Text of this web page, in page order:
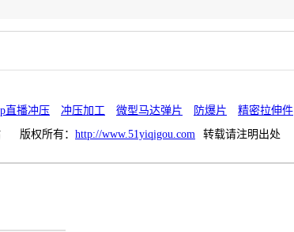
直播冲压 冲压加工 微型马达弹片 防爆片
精密拉伸件
版权所有： http://www.51yiqigou.com 转载请注明出处